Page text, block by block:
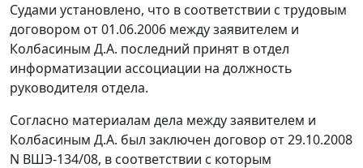
Судами установлено, что в соответствии с трудовым
договором от 01.06.2006 между заявителем и
Колбасиным Д.А. последний принят в отдел
информатизации ассоциации на должность
руководителя отдела.
Согласно материалам дела между заявителем и
Колбасиным Д.А. был заключен договор от 29.10.2008
N ВШЭ-134/08, в соответствии с которым